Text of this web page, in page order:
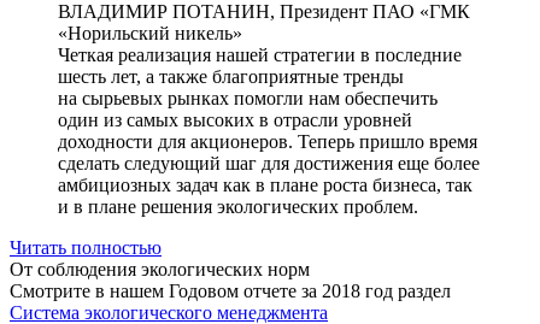
ВЛАДИМИР ПОТАНИН, Президент ПАО «ГМК
«Норильский никель»
Четкая реализация нашей стратегии в последние
шесть лет, а также благоприятные тренды
на сырьевых рынках помогли нам обеспечить
один из самых высоких в отрасли уровней
доходности для акционеров. Теперь пришло время
сделать следующий шаг для достижения еще более
амбициозных задач как в плане роста бизнеса, так
и в плане решения экологических проблем.
Читать полностью
От соблюдения экологических норм
Смотрите в нашем Годовом отчете за 2018 год раздел
Система экологического менеджмента